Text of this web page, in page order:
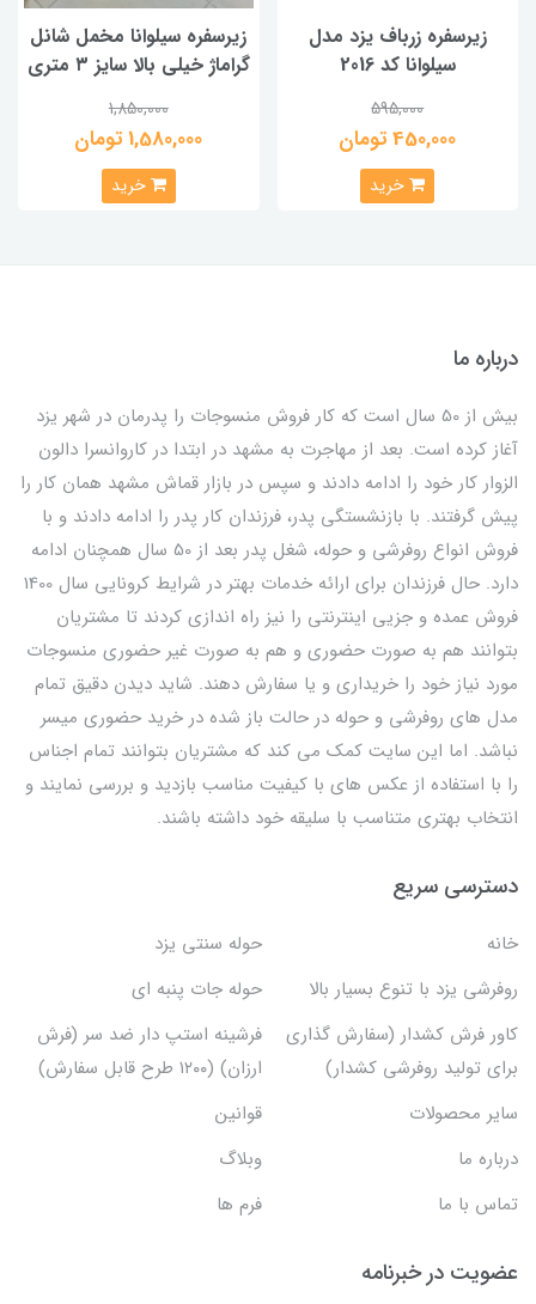
زیرسفره زرباف یزد مدل
سیلوانا کد 2016
595,000
450,000 تومان
خرید
زیرسفره سیلوانا مخمل شانل
گراماژ خیلی بالا سایز ۳ متری
1,850,000
1,580,000 تومان
خرید
درباره ما
بیش از 50 سال است که کار فروش منسوجات را پدرمان در شهر یزد
آغاز کرده است. بعد از مهاجرت به مشهد در ابتدا در کاروانسرا دالون
الزوار کار خود را ادامه دادند و سپس در بازار قماش مشهد همان کار را
پیش گرفتند. با بازنشستگی پدر، فرزندان کار پدر را ادامه دادند و با
فروش انواع روفرشی و حوله، شغل پدر بعد از 50 سال همچنان ادامه
دارد. حال فرزندان برای ارائه خدمات بهتر در شرایط کرونایی سال 1400
فروش عمده و جزیی اینترنتی را نیز راه اندازی کردند تا مشتریان
بتوانند هم به صورت حضوری و هم به صورت غیر حضوری منسوجات
مورد نیاز خود را خریداری و یا سفارش دهند. شاید دیدن دقیق تمام
مدل های روفرشی و حوله در حالت باز شده در خرید حضوری میسر
نباشد. اما این سایت کمک می کند که مشتریان بتوانند تمام اجناس
را با استفاده از عکس های با کیفیت مناسب بازدید و بررسی نمایند و
انتخاب بهتری متناسب با سلیقه خود داشته باشند.
دسترسی سریع
خانه
حوله سنتی یزد
روفرشی یزد با تنوع بسیار بالا
حوله جات پنبه ای
کاور فرش کشدار (سفارش گذاری
برای تولید روفرشی کشدار)
فرشینه استپ دار ضد سر (فرش
ارزان) (۱۲۰۰ طرح قابل سفارش)
سایر محصولات
قوانین
درباره ما
وبلاگ
تماس با ما
فرم ها
عضویت در خبرنامه